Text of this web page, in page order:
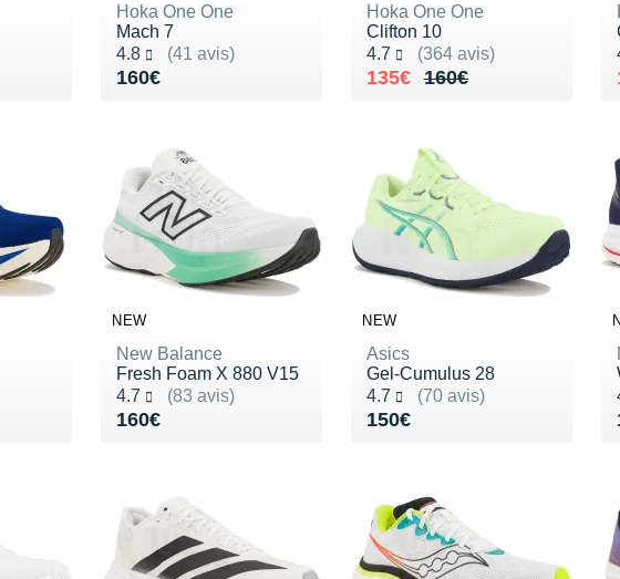
Hoka One One
Mach 7
4.8
(41 avis)
Noté 4.8 sur 5
160€
Vendu 160€
Hoka One One
Clifton 10
4.7
(364 avis)
Noté 4.7 sur 5
160€
Au lieu de 160€
135€
Vendu 135€
NEW
New Balance
Fresh Foam X 880 V15
4.7
(83 avis)
Noté 4.7 sur 5
160€
Vendu 160€
NEW
Asics
Gel-Cumulus 28
4.7
(70 avis)
Noté 4.7 sur 5
150€
Vendu 150€